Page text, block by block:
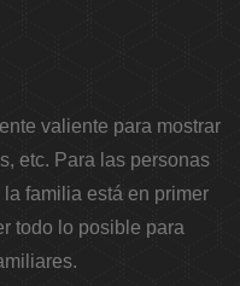
valiente para mostrar
etc. Para las personas
familia está en primer
todo lo posible para